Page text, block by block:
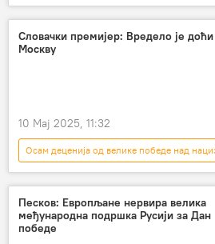
РУСИЈА
Русија
Марија
Дан победе Лавов
Словачки премијер: Вредело је
Москву
10 Мај 2025, 11:32
Осам деценија од велике победе над
СВЕТ
Свет
Свет –
Словачка
Дан победе
Песков: Европљане нервира велика
међународна подршка Русији за Дан
победе